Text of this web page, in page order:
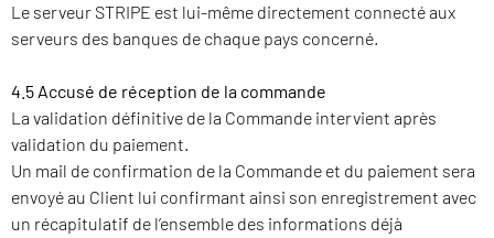
Le serveur STRIPE est lui-même directement connecté aux
serveurs des banques de chaque pays concerné.
4.5 Accusé de réception de la commande
La validation définitive de la Commande intervient après
validation du paiement.
Un mail de confirmation de la Commande et du paiement sera
envoyé au Client lui confirmant ainsi son enregistrement avec
un récapitulatif de l’ensemble des informations déjà